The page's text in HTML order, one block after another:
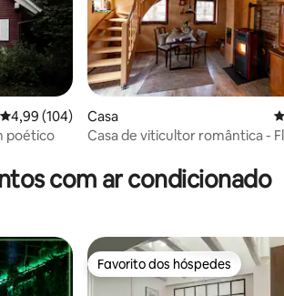
Classificação média de 4,99 em 5 estrelas,
4,99 (104)
poético
Casa
Casa de viticultor romântica -
com ar condicionado
Favorito dos hóspedes
Favorito dos hóspedes